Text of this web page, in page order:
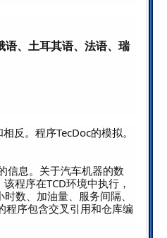
语、土耳其语、法语、瑞
反。程序TecDoc的模拟。
信息。关于汽车机器的数
程序在TCD环境中执行，
数、加油量、服务间隔、
程序包含交叉引用和仓库编